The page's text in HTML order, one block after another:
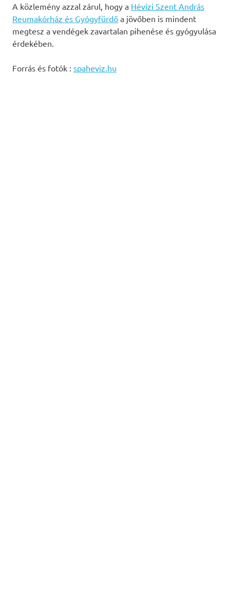
A közlemény azzal zárul, hogy a Hévízi Szent András
Reumakórház és Gyógyfürdő a jövőben is mindent
megtesz a vendégek zavartalan pihenése és gyógyulása
érdekében.
Forrás és fotók : spaheviz.hu